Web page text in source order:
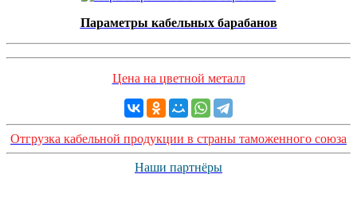
Параметры кабельных барабанов
Цена на цветной металл
Отгрузка кабельной продукции в страны таможенного союза
Наши партнёры